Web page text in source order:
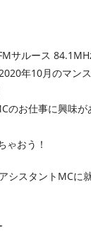
サルース
年10月のマン
のお仕事に興味
ゃおう！
シスタントMCに就